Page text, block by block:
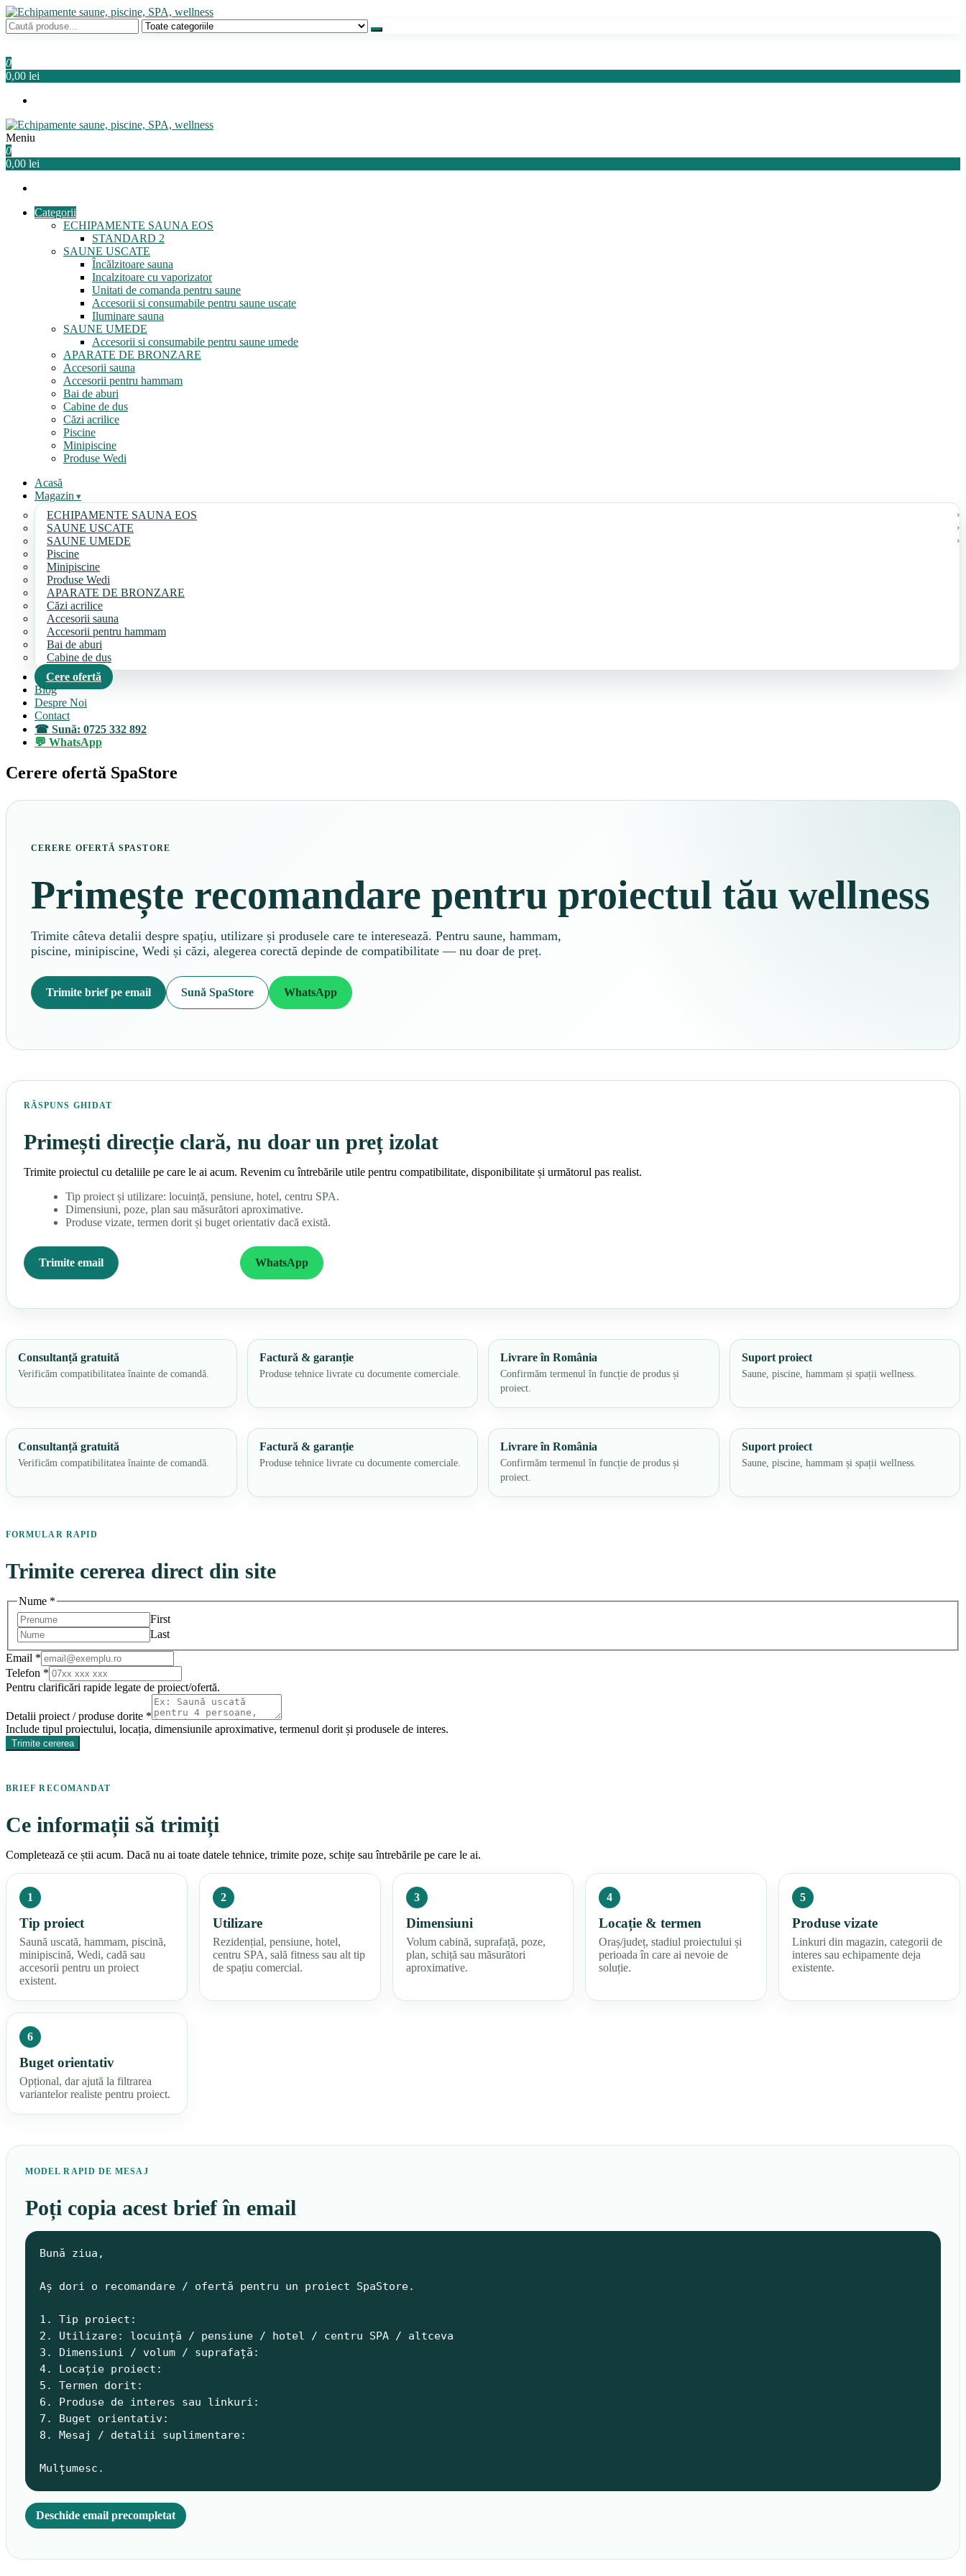
Sari
la
conținut
Echipamente saune, piscine, SPA, wellness
Relaxeaza-te!
0
0,00 lei
Echipamente saune, piscine, SPA, wellness
Relaxeaza-te!
Meniu
0
0,00 lei
Categorii
ECHIPAMENTE SAUNA EOS
STANDARD 2
SAUNE USCATE
Încălzitoare sauna
Incalzitoare cu vaporizator
Unitati de comanda pentru saune
Accesorii si consumabile pentru saune uscate
Iluminare sauna
SAUNE UMEDE
Accesorii si consumabile pentru saune umede
APARATE DE BRONZARE
Accesorii sauna
Accesorii pentru hammam
Bai de aburi
Cabine de dus
Căzi acrilice
Piscine
Minipiscine
Produse Wedi
Acasă
Magazin
ECHIPAMENTE SAUNA EOS
SAUNE USCATE
SAUNE UMEDE
Piscine
Minipiscine
Produse Wedi
APARATE DE BRONZARE
Căzi acrilice
Accesorii sauna
Accesorii pentru hammam
Bai de aburi
Cabine de dus
Cere ofertă
Blog
Despre Noi
Contact
Sună: 0725 332 892
WhatsApp
Cerere ofertă SpaStore
CERERE OFERTĂ SPASTORE
Primește recomandare pentru proiectul tău wellness
Trimite câteva detalii despre spațiu, utilizare și produsele care te interesează. Pentru saune, hammam,
piscine, minipiscine, Wedi și căzi, alegerea corectă depinde de compatibilitate — nu doar de preț.
Trimite brief pe email Sună SpaStore WhatsApp
RĂSPUNS GHIDAT
Primești direcție clară, nu doar un preț izolat
Trimite proiectul cu detaliile pe care le ai acum. Revenim cu întrebările utile pentru compatibilitate, disponibilitate și următorul pas realist.
Tip proiect și utilizare: locuință, pensiune, hotel, centru SPA.
Dimensiuni, poze, plan sau măsurători aproximative.
Produse vizate, termen dorit și buget orientativ dacă există.
Trimite email WhatsApp
Consultanță gratuită
Verificăm compatibilitatea înainte de comandă.
Factură & garanție
Produse tehnice livrate cu documente comerciale.
Livrare în România
Confirmăm termenul în funcție de produs și
proiect.
Suport proiect
Saune, piscine, hammam și spații wellness.
Consultanță gratuită
Verificăm compatibilitatea înainte de comandă.
Factură & garanție
Produse tehnice livrate cu documente comerciale.
Livrare în România
Confirmăm termenul în funcție de produs și
proiect.
Suport proiect
Saune, piscine, hammam și spații wellness.
FORMULAR RAPID
Trimite cererea direct din site
Nume *
First
Last
Email *
Telefon *
Pentru clarificări rapide legate de proiect/ofertă.
Nume
Detalii
Detalii proiect / produse dorite *
Include tipul proiectului, locația, dimensiunile aproximative, termenul dorit și produsele de interes.
Trimite cererea
BRIEF RECOMANDAT
Ce informații să trimiți
Completează ce știi acum. Dacă nu ai toate datele tehnice, trimite poze, schițe sau întrebările pe care le ai.
1
Tip proiect
Saună uscată, hammam, piscină,
minipiscină, Wedi, cadă sau
accesorii pentru un proiect
existent.
2
Utilizare
Rezidențial, pensiune, hotel,
centru SPA, sală fitness sau alt tip
de spațiu comercial.
3
Dimensiuni
Volum cabină, suprafață, poze,
plan, schiță sau măsurători
aproximative.
4
Locație & termen
Oraș/județ, stadiul proiectului și
perioada în care ai nevoie de
soluție.
5
Produse vizate
Linkuri din magazin, categorii de
interes sau echipamente deja
existente.
6
Buget orientativ
Opțional, dar ajută la filtrarea
variantelor realiste pentru proiect.
MODEL RAPID DE MESAJ
Poți copia acest brief în email
Bună ziua,
Aș dori o recomandare / ofertă pentru un proiect SpaStore.
1. Tip proiect:
2. Utilizare: locuință / pensiune / hotel / centru SPA / altceva
3. Dimensiuni / volum / suprafață:
4. Locație proiect:
5. Termen dorit:
6. Produse de interes sau linkuri:
7. Buget orientativ:
8. Mesaj / detalii suplimentare:
Mulțumesc.
Deschide email precompletat